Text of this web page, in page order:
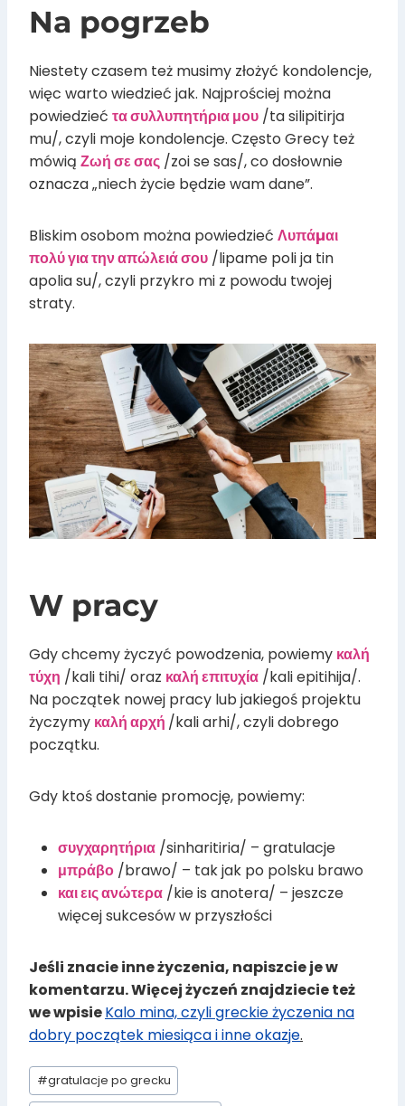
Na pogrzeb
Niestety czasem też musimy złożyć kondolencje,
więc warto wiedzieć jak. Najprościej można
powiedzieć τα συλλυπητήρια μου /ta silipitirja
mu/, czyli moje kondolencje. Często Grecy też
mówią Ζωή σε σας /zoi se sas/, co dosłownie
oznacza „niech życie będzie wam dane”.
Bliskim osobom można powiedzieć Λυπάµαι
πολύ για την απώλειά σου /lipame poli ja tin
apolia su/, czyli przykro mi z powodu twojej
straty.
W pracy
Gdy chcemy życzyć powodzenia, powiemy καλή
τύχη /kali tihi/ oraz καλή επιτυχία /kali epitihija/.
Na początek nowej pracy lub jakiegoś projektu
życzymy καλή αρχή /kali arhi/, czyli dobrego
początku.
Gdy ktoś dostanie promocję, powiemy:
συγχαρητήρια /sinharitiria/ – gratulacje
μπράβο /brawo/ – tak jak po polsku brawo
και εις ανώτερα /kie is anotera/ – jeszcze
więcej sukcesów w przyszłości
Jeśli znacie inne życzenia, napiszcie je w
komentarzu. Więcej życzeń znajdziecie też
we wpisieKalo mina, czyli greckie życzenia na
dobry początek miesiąca i inne okazje.
Tagi
wpisu:
#gratulacje po grecku